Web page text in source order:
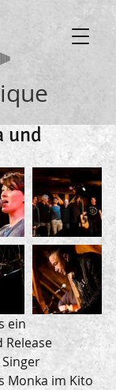
und
Monka im Kito